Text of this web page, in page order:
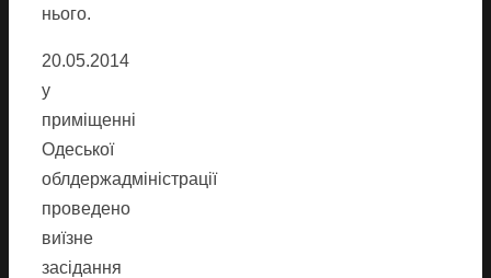
нього.
20.05.2014
у
приміщенні
Одеської
облдержадміністрації
проведено
виїзне
засідання